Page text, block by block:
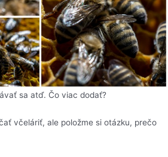
sa atď. Čo viac dodať?
včeláriť, ale položme si otázku, prečo